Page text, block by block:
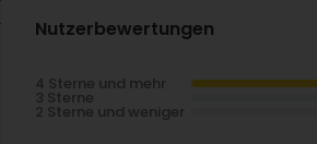
Nutzerbewertungen
4 Sterne und mehr
3 Sterne
2 Sterne und weniger